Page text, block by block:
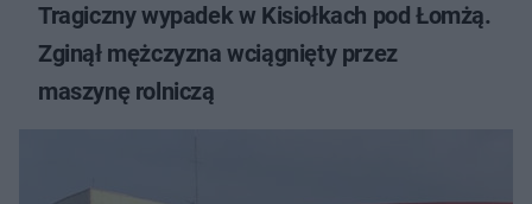
Tragiczny wypadek w Kisiołkach pod Łomżą.
Zginął mężczyzna wciągnięty przez
maszynę rolniczą